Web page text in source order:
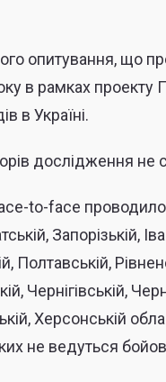
опитування,
в рамках
в Україні.
дослідження не
to-face
Запорізькій,
Полтавській,
Чернігівській,
Херсонській
не ведуться